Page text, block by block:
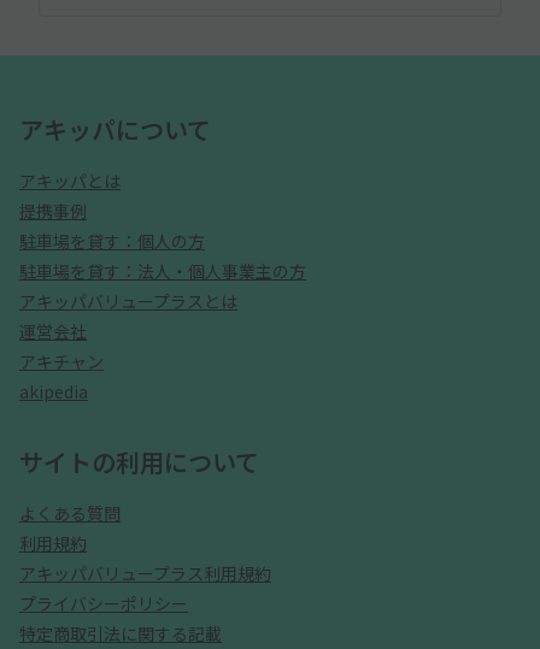
アキッパについて
アキッパとは
提携事例
駐車場を貸す：個人の方
駐車場を貸す：法人・個人事業主の方
アキッパバリュープラスとは
運営会社
アキチャン
akipedia
サイトの利用について
よくある質問
利用規約
アキッパバリュープラス利用規約
プライバシーポリシー
特定商取引法に関する記載